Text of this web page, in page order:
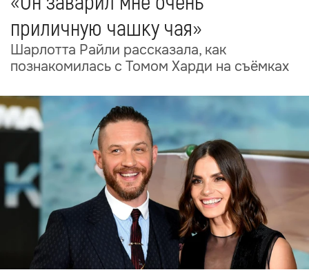
приличную чашку чая»
Шарлотта Райли рассказала, как
познакомилась с Томом Харди на съёмках